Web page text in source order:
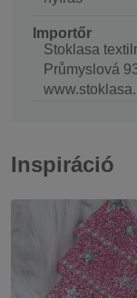
Importőr
Stoklasa
Průmyslová
Inspiráció